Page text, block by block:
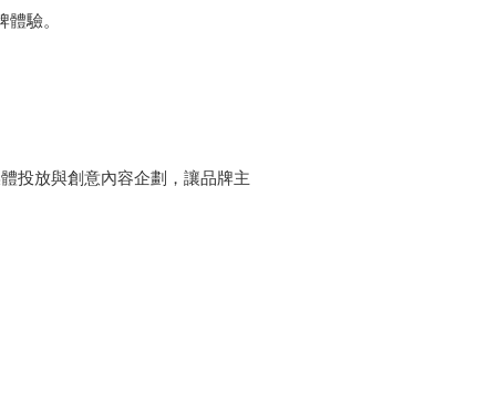
驗。
投放與創意內容企劃，讓品牌主